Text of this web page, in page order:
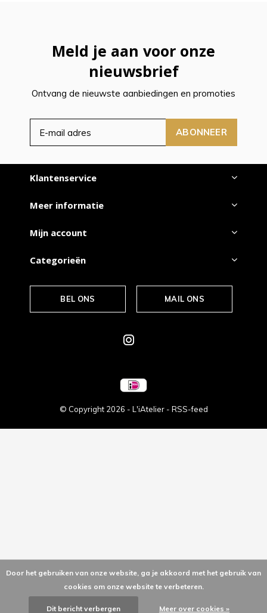
Meld je aan voor onze
nieuwsbrief
Ontvang de nieuwste aanbiedingen en promoties
ABONNEER
Klantenservice
Meer informatie
Mijn account
Categorieën
BEL ONS MAIL ONS
© Copyright 2026 - L'iAtelier - RSS-feed
Door het gebruiken van onze website, ga je akkoord met het gebruik van
cookies om onze website te verbeteren.
Dit bericht verbergen Meer over cookies »